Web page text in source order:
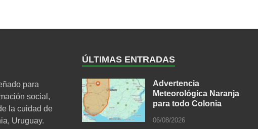
para
social,
la cuidad de
Uruguay.
ÚLTIMAS ENTRADAS
Advertencia
Meteorológica Naranja
para todo Colonia
06/08/2026